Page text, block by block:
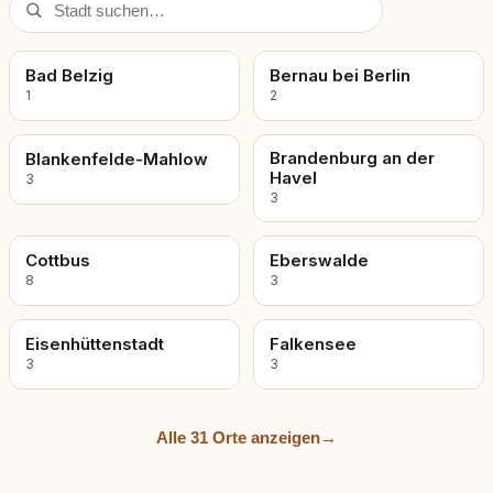
Bad Belzig
1
Bernau bei Berlin
2
Blankenfelde-Mahlow
3
Brandenburg an der
Havel
3
Cottbus
8
Eberswalde
3
Eisenhüttenstadt
3
Falkensee
3
Alle 31 Orte anzeigen→